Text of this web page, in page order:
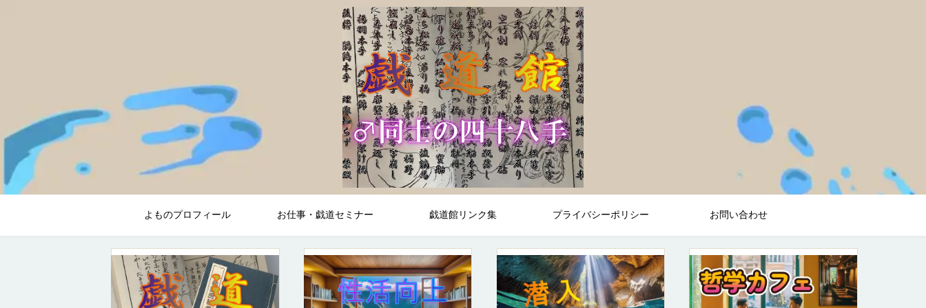
よものプロフィール お仕事・戯道セミナー 戯道館リンク集 プライバシーポリシー お問い合わせ